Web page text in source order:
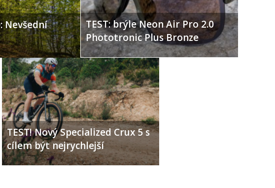
Nevšední
TEST: brýle Neon Air Pro 2.0
Phototronic Plus Bronze
TEST! Nový Specialized Crux 5 s
cílem být nejrychlejší